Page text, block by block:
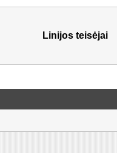
Linijos teisėjai